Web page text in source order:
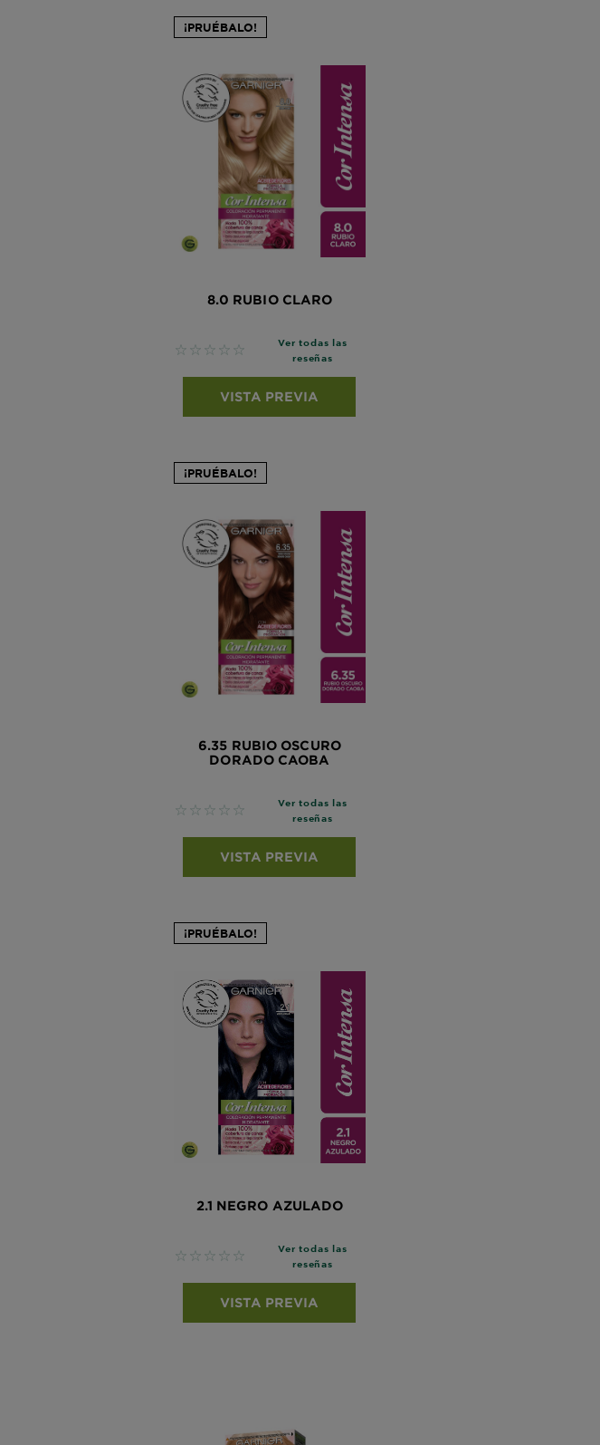
¡PRUÉBALO!
8.0 RUBIO CLARO
No reviews
Ver todas las
reseñas
VISTA PREVIA
¡PRUÉBALO!
6.35 RUBIO OSCURO
DORADO CAOBA
No reviews
Ver todas las
reseñas
VISTA PREVIA
¡PRUÉBALO!
2.1 NEGRO AZULADO
No reviews
Ver todas las
reseñas
VISTA PREVIA